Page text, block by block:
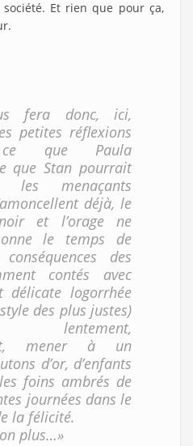
Et rien que pour ça,
fera donc, ici,
petites réflexions
ce que Paula
que Stan pourrait
menaçants
déjà, le
et l’orage ne
le temps de
des
contés avec
logorrhée
des plus justes)
mener à un
d’or, d’enfants
foins ambrés de
journées dans le
la félicité.
plus…»